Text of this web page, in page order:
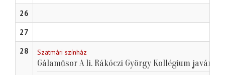
26
27
28
Szatmári színház
Gálaműsor A Ii. Rákóczi György Kollégium javára